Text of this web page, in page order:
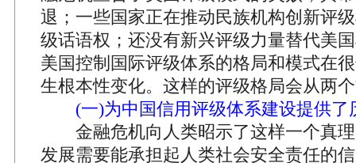
退；一些国家正在推动民族机构创新评
级话语权；还没有新兴评级力量替代美
美国控制国际评级体系的格局和模式在
生根本性变化。这样的评级格局会从两
(一)为中国信用评级体系建设提供了
金融危机向人类昭示了这样一个真理
发展需要能承担起人类社会安全责任的